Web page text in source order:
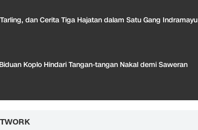
dan Cerita Tiga Hajatan dalam Satu Gang Indramayu
Koplo Hindari Tangan-tangan Nakal demi Saweran